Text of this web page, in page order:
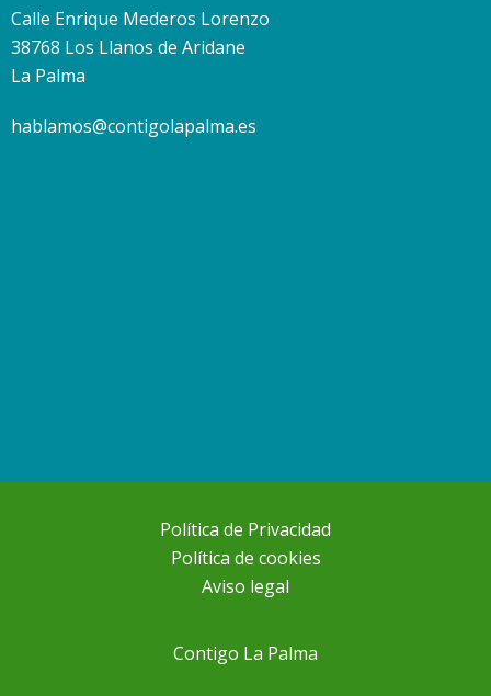
Calle Enrique Mederos Lorenzo
38768 Los Llanos de Aridane
La Palma
hablamos@contigolapalma.es
Política de Privacidad
Política de cookies
Aviso legal
Contigo La Palma